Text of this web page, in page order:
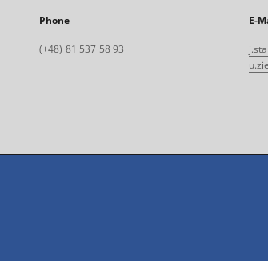
Phone
(+48) 81 537 58 93
E-